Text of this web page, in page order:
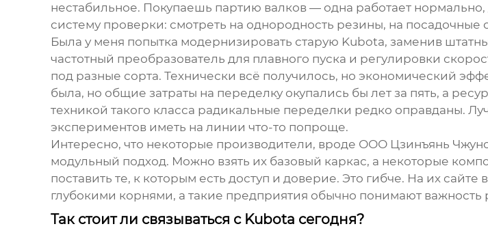
нестабильное. Покупаешь партию валков — одна работает
систему проверки: смотреть на однородность резины, на посадочные
Была у меня попытка модернизировать старую Kubota, заменив
частотный преобразователь для плавного пуска и регулировки
под разные сорта. Технически всё получилось, но экономический
была, но общие затраты на переделку окупались бы лет за пять, а
техникой такого класса радикальные переделки редко оправданы.
экспериментов иметь на линии что-то попроще.
Интересно, что некоторые производители, вроде ООО Цзинъянь
модульный подход. Можно взять их базовый каркас, а некоторые
поставить те, к которым есть доступ и доверие. Это гибче. На их
глубокими корнями, а такие предприятия обычно понимают
Так стоит ли связываться с Kubota сегодня?